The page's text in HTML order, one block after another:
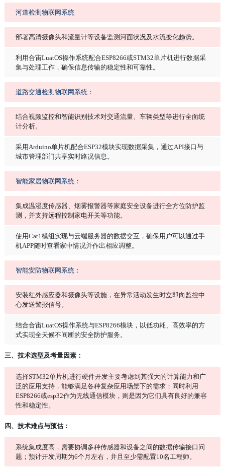
河道检测物联网系统
部署高清摄像头和流量计等设备监测河面状况及水流变化趋势。
利用合宙LuatOS操作系统配合ESP8266或STM32单片机进行数据采
集与处理工作，确保信息传输的稳定性和可靠性。
道路交通检测物联网系统：
结合视频监控和智能识别技术对交通流量、车辆类型等进行全面统
计分析。
采用Arduino单片机配合ESP32模块实现数据采集，通过API接口与
城市管理部门共享实时路况信息。
智能家居物联网系统：
集成温湿度传感器、烟雾报警器等家庭安全设备进行全方位防护监
测，并支持远程控制家电开关等功能。
使用Cat1模组实现与云端服务器的数据交互，确保用户可以通过手
机APP随时查看家中情况并作出相应调整。
智能安防物联网系统：
安装红外感应器和摄像头等设施，在异常活动发生时立即向监控中
心发送警报信号。
结合合宙LuatOS操作系统与ESP8266模块，以低功耗、高效率的方
式实现全天候不间断的安全防护服务。
三、技术选型及考量因素：
选择STM32单片机进行硬件开发主要考虑到其强大的计算能力和广
泛的应用支持，能够满足各种复杂应用场景下的需求；同时利用
ESP8266或esp32作为无线通信模块，则是因为它们具有良好的兼容
性和稳定性。
四、技术难点与预估：
系统集成度高，需要协调多种传感器和设备之间的数据传输接口问
题；预计开发周期为6个月左右，并且至少需配置10名工程师。